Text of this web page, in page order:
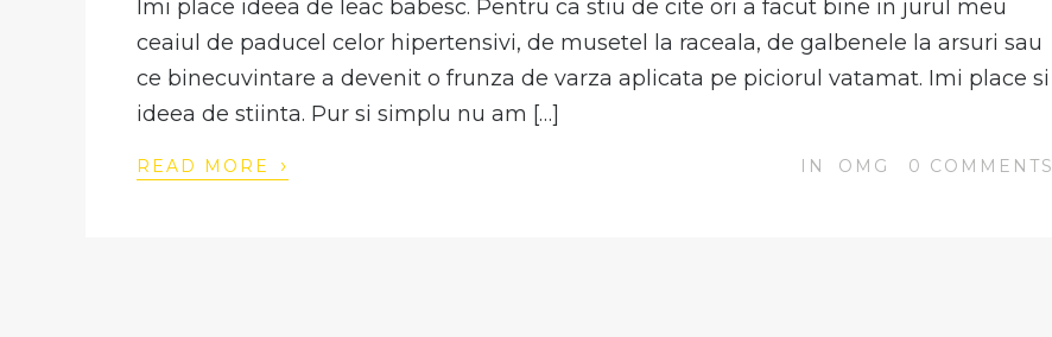
Imi place ideea de leac babesc. Pentru ca stiu de cite ori a facut bine in jurul meu
ceaiul de paducel celor hipertensivi, de musetel la raceala, de galbenele la arsuri sau
ce binecuvintare a devenit o frunza de varza aplicata pe piciorul vatamat. Imi place si
ideea de stiinta. Pur si simplu nu am […]
READ MORE › IN OMG 0 COMMENTS